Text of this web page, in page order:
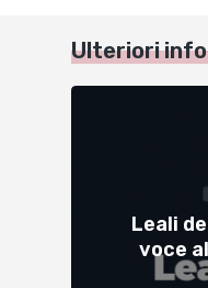
Ulteriori
Leali
voce